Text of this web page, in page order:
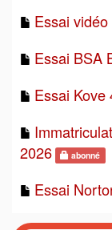
Essai
Essai BSA
Essai Kove
2026
abonné
Essai